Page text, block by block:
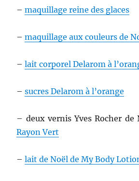
–maquillage reine des glaces
–maquillage aux couleurs de
–lait corporel Delarom à
–sucres Delarom à l’orange
– deux vernis Yves Rocher
Rayon Vert
–lait de Noël de My Body